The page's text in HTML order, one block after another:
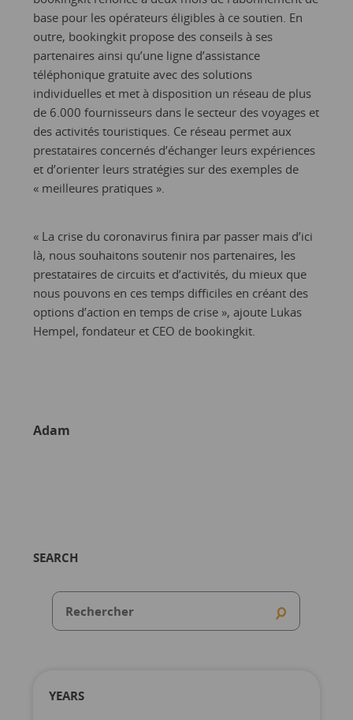
base pour les opérateurs éligibles à ce soutien. En
outre, bookingkit propose des conseils à ses
partenaires ainsi qu’une ligne d’assistance
téléphonique gratuite avec des solutions
individuelles et met à disposition un réseau de plus
de 6.000 fournisseurs dans le secteur des voyages et
des activités touristiques. Ce réseau permet aux
prestataires concernés d’échanger leurs expériences
et d’orienter leurs stratégies sur des exemples de
« meilleures pratiques ».
« La crise du coronavirus finira par passer mais d’ici
là, nous souhaitons soutenir nos partenaires, les
prestataires de circuits et d’activités, du mieux que
nous pouvons en ces temps difficiles en créant des
options d’action en temps de crise », ajoute Lukas
Hempel, fondateur et CEO de bookingkit.
SEARCH
YEARS
Adam